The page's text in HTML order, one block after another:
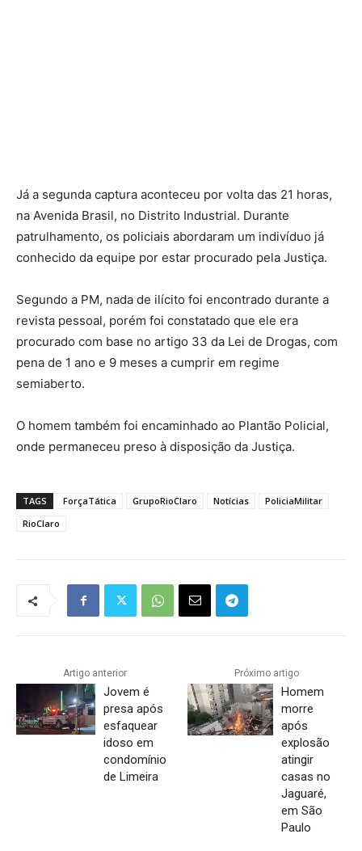
Já a segunda captura aconteceu por volta das 21 horas,
na Avenida Brasil, no Distrito Industrial. Durante
patrulhamento, os policiais abordaram um indivíduo já
conhecido da equipe por estar procurado pela Justiça.
Segundo a PM, nada de ilícito foi encontrado durante a
revista pessoal, porém foi constatado que ele era
procurado com base no artigo 33 da Lei de Drogas, com
pena de 1 ano e 9 meses a cumprir em regime
semiaberto.
O homem também foi encaminhado ao Plantão Policial,
onde permaneceu preso à disposição da Justiça.
TAGS ForçaTática GrupoRioClaro Notícias
PoliciaMilitar
RioClaro
Artigo anterior
Jovem é
presa após
esfaquear
idoso em
condomínio
de Limeira
Próximo artigo
Homem
morre
após
explosão
atingir
casas no
Jaguaré,
em São
Paulo